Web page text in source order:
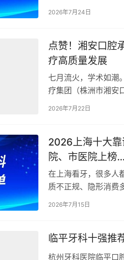
疗执业行为，健全口
2026年7月24日
点赞！湘安口腔
疗高质量发展
七月流火，学术如潮
疗集团（株洲市湘安
南青檬健康咨询管
2026年7月22日
2026上海十大
院、市医院上榜
在上海看牙，很多人
质不正规、隐形消费
立、5家正规私立口
2026年7月15日
临平牙科十强推
杭州牙科医院临平口